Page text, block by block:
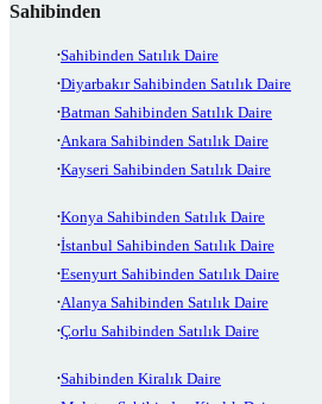
Sahibinden
Sahibinden Satılık Daire
Diyarbakır Sahibinden Satılık Daire
Batman Sahibinden Satılık Daire
Ankara Sahibinden Satılık Daire
Kayseri Sahibinden Satılık Daire
Konya Sahibinden Satılık Daire
İstanbul Sahibinden Satılık Daire
Esenyurt Sahibinden Satılık Daire
Alanya Sahibinden Satılık Daire
Çorlu Sahibinden Satılık Daire
Sahibinden Kiralık Daire